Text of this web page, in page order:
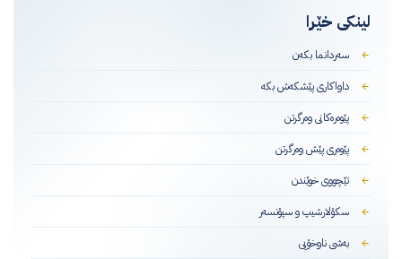
لینکی خێرا
سەردانما بکەن
داواکاری پێشکەش بکە
پێوەرەکانی وەرگرتن
پێوەری پێش وەرگرتن
تێچووی خوێندن
سکۆلارشیپ و سپۆنسەر
بەشی ناوخۆیی